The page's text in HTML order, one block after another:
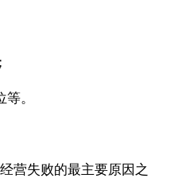
。
营失败的最主要原因之